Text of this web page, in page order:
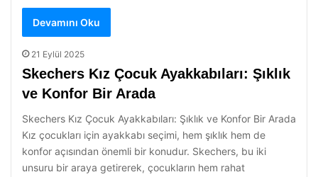
Devamını Oku
21 Eylül 2025
Skechers Kız Çocuk Ayakkabıları: Şıklık
ve Konfor Bir Arada
Skechers Kız Çocuk Ayakkabıları: Şıklık ve Konfor Bir Arada
Kız çocukları için ayakkabı seçimi, hem şıklık hem de
konfor açısından önemli bir konudur. Skechers, bu iki
unsuru bir araya getirerek, çocukların hem rahat